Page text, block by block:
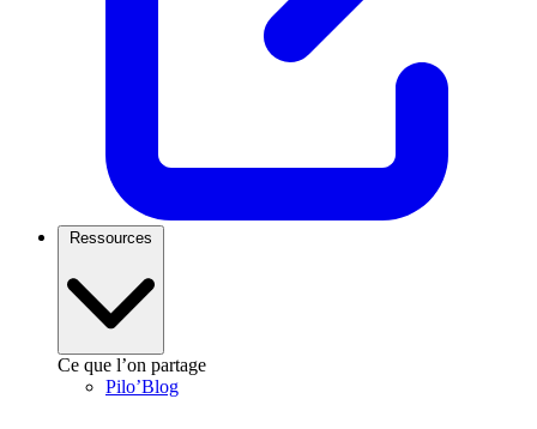
Ressources
Ce que l’on partage
Pilo’Blog